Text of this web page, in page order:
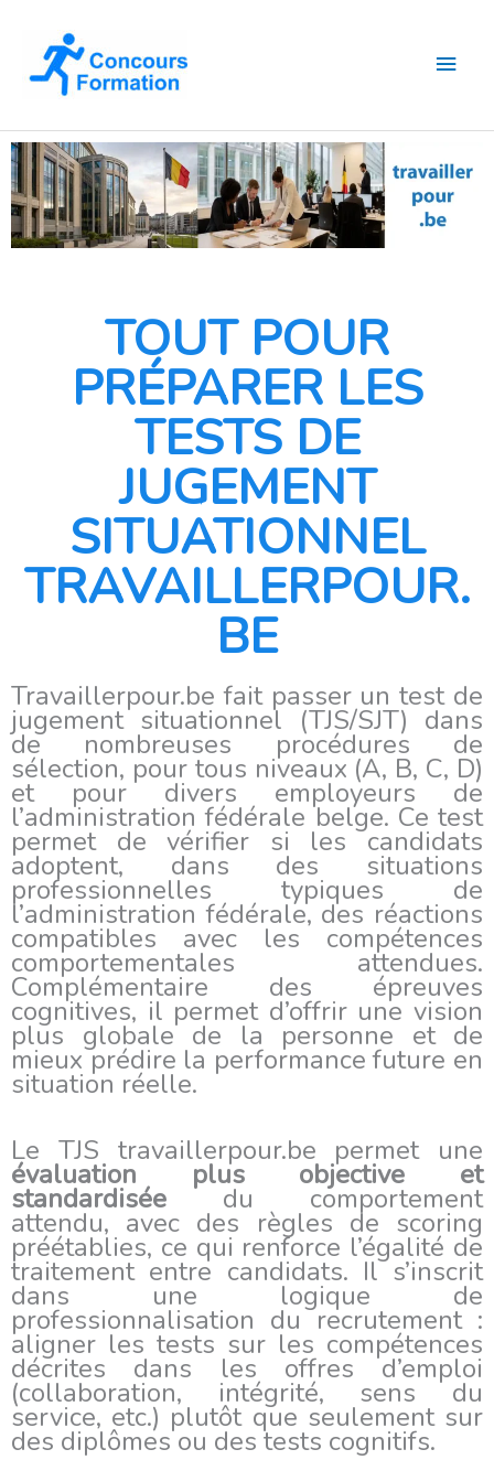
contenu
TOUT POUR
PRÉPARER LES
TESTS DE
JUGEMENT
SITUATIONNEL
TRAVAILLERPOUR.
BE
Travaillerpour.be fait passer un test de
jugement situationnel (TJS/SJT) dans
de nombreuses procédures de
sélection, pour tous niveaux (A, B, C, D)
et pour divers employeurs de
l’administration fédérale belge. Ce test
permet de vérifier si les candidats
adoptent, dans des situations
professionnelles typiques de
l’administration fédérale, des réactions
compatibles avec les compétences
comportementales attendues.
Complémentaire des épreuves
cognitives, il permet d’offrir une vision
plus globale de la personne et de
mieux prédire la performance future en
situation réelle.
Le TJS travaillerpour.be permet une
évaluation plus objective et
standardisée du comportement
attendu, avec des règles de scoring
préétablies, ce qui renforce l’égalité de
traitement entre candidats. Il s’inscrit
dans une logique de
professionnalisation du recrutement :
aligner les tests sur les compétences
décrites dans les offres d’emploi
(collaboration, intégrité, sens du
service, etc.) plutôt que seulement sur
des diplômes ou des tests cognitifs.